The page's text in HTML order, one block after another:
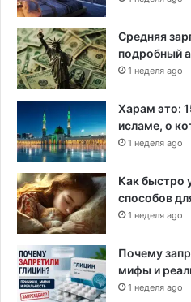
Средняя
подробный
1 неделя ago
Харам это:
исламе, о
1 неделя ago
Как быстро
способов
1 неделя ago
Почему
мифы и
1 неделя ago